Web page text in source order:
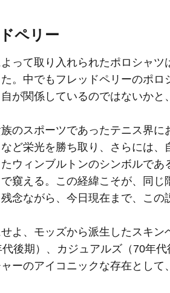
ペリー
って取り入れられたポロシャツ
。中でもフレッドペリーのポ
が関係しているのではないかと
のスポーツであったテニス界に
ど栄光を勝ち取り、さらには
ウィンブルトンのシンボルで
窺える。この経緯こそが、同
念ながら、今日現在まで、この
よ、モッズから派生したスキン
代後期）、カジュアルズ（70年
ーのアイコニックな存在として